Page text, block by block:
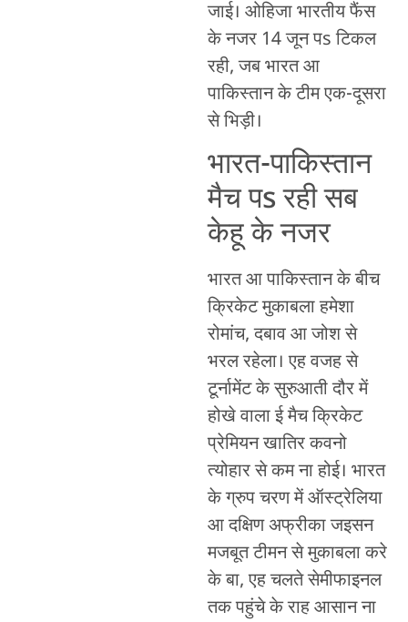
जाई। ओहिजा भारतीय फैंस
के नजर 14 जून पs टिकल
रही, जब भारत आ
पाकिस्तान के टीम एक-दूसरा
से भिड़ी।
भारत-पाकिस्तान
मैच पs रही सब
केहू के नजर
भारत आ पाकिस्तान के बीच
क्रिकेट मुकाबला हमेशा
रोमांच, दबाव आ जोश से
भरल रहेला। एह वजह से
टूर्नामेंट के सुरुआती दौर में
होखे वाला ई मैच क्रिकेट
प्रेमियन खातिर कवनो
त्योहार से कम ना होई। भारत
के ग्रुप चरण में ऑस्ट्रेलिया
आ दक्षिण अफ्रीका जइसन
मजबूत टीमन से मुकाबला करे
के बा, एह चलते सेमीफाइनल
तक पहुंचे के राह आसान ना